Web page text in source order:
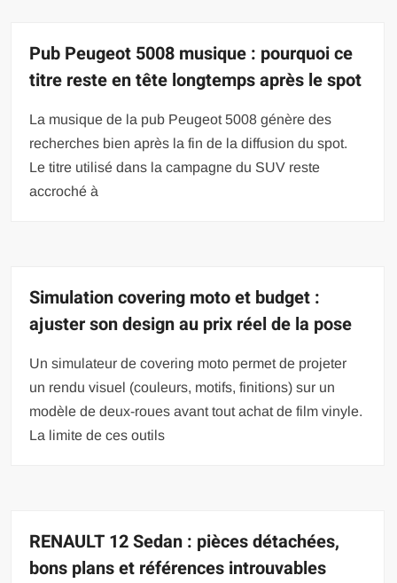
Pub Peugeot 5008 musique : pourquoi ce
titre reste en tête longtemps après le spot
La musique de la pub Peugeot 5008 génère des
recherches bien après la fin de la diffusion du spot.
Le titre utilisé dans la campagne du SUV reste
accroché à
Simulation covering moto et budget :
ajuster son design au prix réel de la pose
Un simulateur de covering moto permet de projeter
un rendu visuel (couleurs, motifs, finitions) sur un
modèle de deux-roues avant tout achat de film vinyle.
La limite de ces outils
RENAULT 12 Sedan : pièces détachées,
bons plans et références introuvables